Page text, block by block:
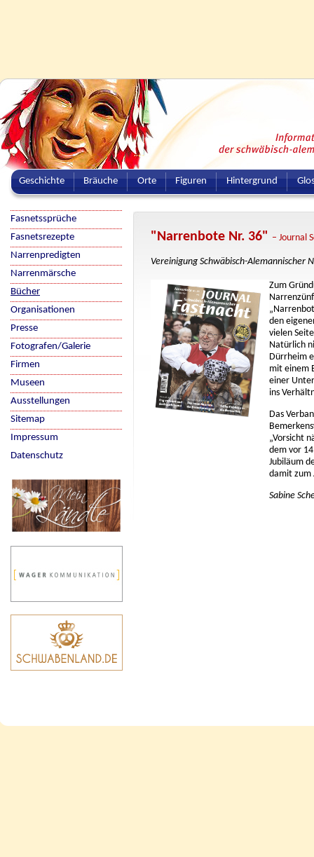
Geschichte Bräuche Orte Figuren Hintergrund
"Narrenbote Nr. 36" – Journal
Vereinigung Schwäbisch-Alemannischer
Zum
den
vielen
Natürlich
Dürrheim
mit einem
einer
ins
Das
„Vorsicht
dem vor
Jubiläum
damit zum
Sabine
Fasnetssprüche
Fasnetsrezepte
Narrenpredigten
Narrenmärsche
Bücher
Organisationen
Presse
Fotografen/Galerie
Firmen
Museen
Ausstellungen
Sitemap
Impressum
Datenschutz